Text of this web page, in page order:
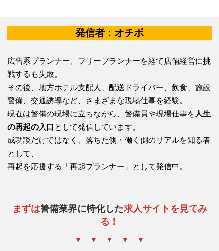
発信者：オチボ
広告系プランナー、フリープランナーを経て店舗経営に挑
戦するも失敗。
その後、地方ホテル支配人、配送ドライバー、飲食、施設
警備、交通誘導など、さまざまな現場仕事を経験。
現在は警備の現場に立ちながら、警備員や現場仕事を 人生
の再起の入口 として発信しています。
成功談だけではなく、落ちた側・働く側のリアルを知る者
として、
再起を応援する「再起プランナー」として発信中。
まずは警備業界に特化した求人サイトを見てみ
る！
▼ ▼ ▼ ▼ ▼